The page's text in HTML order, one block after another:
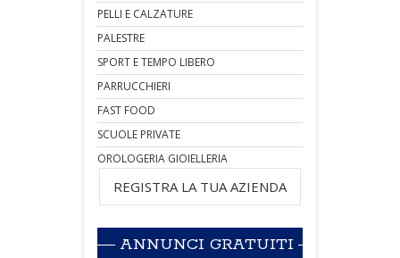
PELLI E CALZATURE
PALESTRE
SPORT E TEMPO LIBERO
PARRUCCHIERI
FAST FOOD
SCUOLE PRIVATE
OROLOGERIA GIOIELLERIA
REGISTRA LA TUA AZIENDA
ANNUNCI GRATUITI